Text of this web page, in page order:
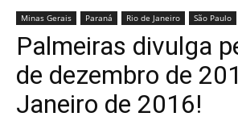
Minas Gerais Paraná Rio de Janeiro São Paulo
Palmeiras divulga
de dezembro de
Janeiro de 2016!